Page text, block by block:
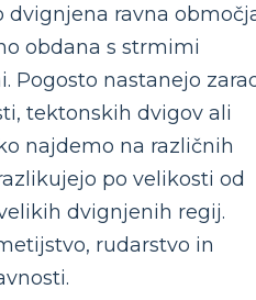
dvignjena ravna
obdana s strmimi
Pogosto nastanejo
tektonskih dvigov ali
najdemo na različnih
po velikosti od
dvignjenih regij.
rudarstvo in